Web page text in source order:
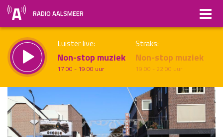
RADIO AALSMEER
Luister live:
Non-stop muziek
17.00 - 19.00 uur
Straks:
Non-stop muziek
19.00 - 22.00 uur
Vorig uur uur 1 van x Volgend uur